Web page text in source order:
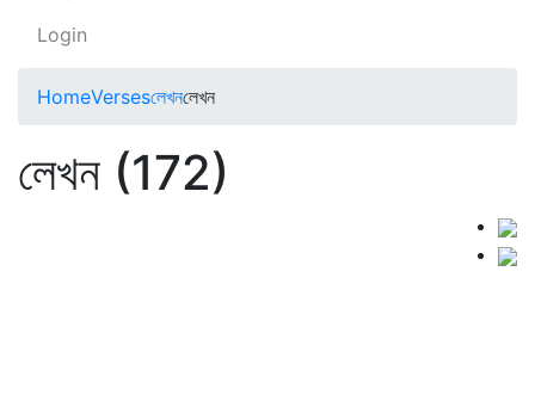
Login
HomeVersesলেখনলেখন
লেখন (172)